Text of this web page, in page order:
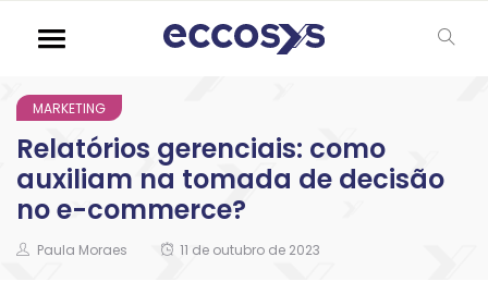
MARKETING
Relatórios gerenciais: como
auxiliam na tomada de decisão
no e-commerce?
Paula Moraes 11 de outubro de 2023